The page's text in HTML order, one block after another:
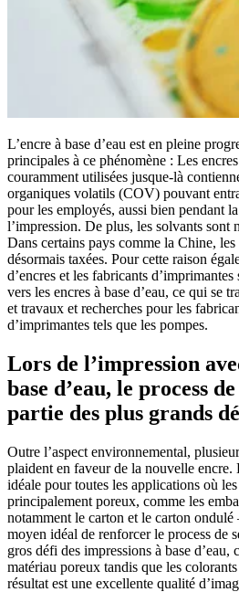
L’encre à base d’eau est en pleine
principales à ce phénomène : Les
couramment utilisées jusque-là
organiques volatils (COV) pouvant
pour les employés, aussi bien pendant
l’impression. De plus, les solvants sont
Dans certains pays comme la Chine,
désormais taxées. Pour cette raison
d’encres et les fabricants
vers les encres à base d’eau, ce qui se
et travaux et recherches pour les
d’imprimantes tels que les pompes.
Lors de l’impression
base d’eau, le process
partie des plus grands
Outre l’aspect environnemental,
plaident en faveur de la nouvelle encre.
idéale pour toutes les applications où
principalement poreux, comme les
notamment le carton et le carton ondulé
moyen idéal de renforcer le process de
gros défi des impressions à base d’eau,
matériau poreux tandis que les
résultat est une excellente qualité